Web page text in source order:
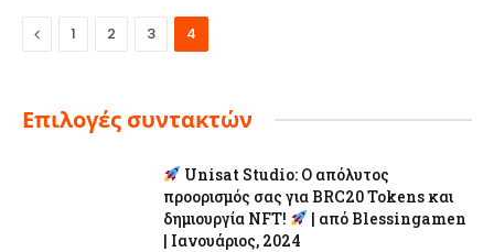
Previous
1 2 3 4
Επιλογές συντακτών
Unisat Studio: Ο απόλυτος
προορισμός σας για BRC20 Tokens και
δημιουργία NFT!
| από Blessingamen
| Ιανουάριος, 2024